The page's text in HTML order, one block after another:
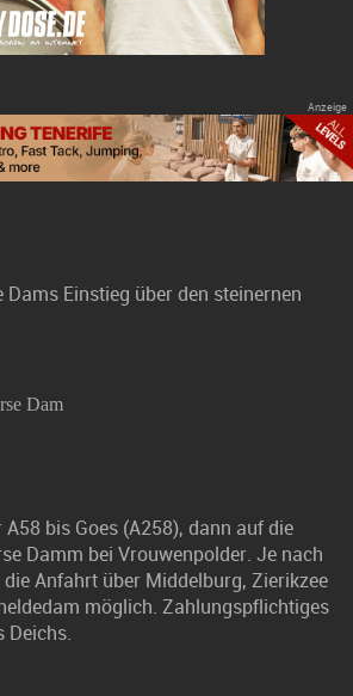
Dams Einstieg über den steinernen
A58 bis Goes (A258), dann auf die
Damm bei Vrouwenpolder. Je nach
Anfahrt über Middelburg, Zierikzee
möglich. Zahlungspflichtiges
Deichs.